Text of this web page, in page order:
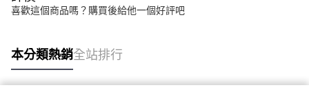
喜歡這個商品嗎？購買後給他一個好評吧
本分類熱銷全站排行